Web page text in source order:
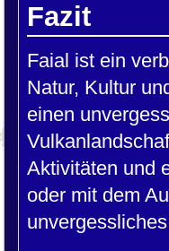
Fazit
Faial ist ein
Natur, Kultur
einen
Aktivitäten und
oder mit dem